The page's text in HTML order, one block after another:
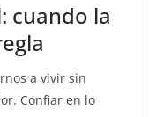
cuando la
a vivir sin
Confiar en lo